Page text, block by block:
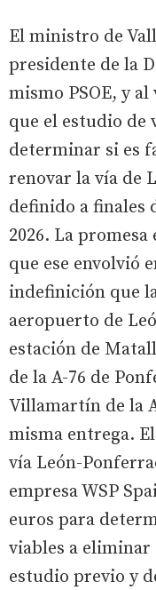
El ministro de
presidente de la
mismo PSOE, y
que el estudio de
determinar si es
renovar la vía de
definido a finales
2026. La
que ese envolvió
indefinición que
aeropuerto de
estación de
de la A-76 de
Villamartín de la
misma entrega.
vía León-
empresa WSP
euros para
viables a
estudio previo y